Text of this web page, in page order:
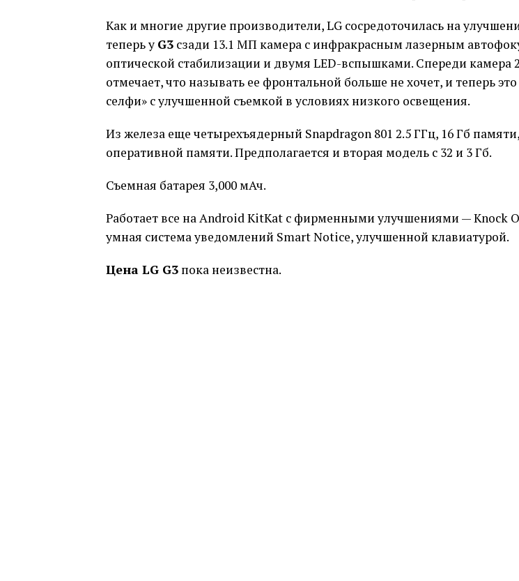
Как и многие другие производители, LG сосредоточилась на
теперь у G3 сзади 13.1 МП камера с инфракрасным лазерным
оптической стабилизации и двумя LED-вспышками. Спереди камера
отмечает, что называть ее фронтальной больше не хочет, и теперь
селфи» с улучшенной съемкой в условиях низкого освещения.
Из железа еще четырехъядерный Snapdragon 801 2.5 ГГц, 16 Гб
оперативной памяти. Предполагается и вторая модель с 32 и 3 Гб.
Съемная батарея 3,000 мАч.
Работает все на Android KitKat с фирменными улучшениями — Knock
умная система уведомлений Smart Notice, улучшенной клавиатурой.
Цена LG G3 пока неизвестна.